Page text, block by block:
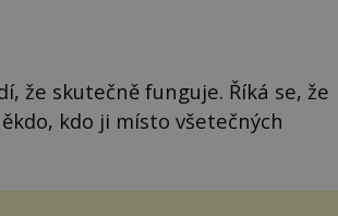
že skutečně funguje. Říká se, že
kdo ji místo všetečných